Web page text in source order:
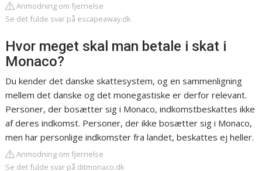
Anmodning om fjernelse
Se det fulde svar på escapeaway.dk
Hvor meget skal man betale i skat i
Monaco?
Du kender det danske skattesystem, og en sammenligning
mellem det danske og det monegastiske er derfor relevant.
Personer, der bosætter sig i Monaco, indkomstbeskattes ikke
af deres indkomst. Personer, der ikke bosætter sig i Monaco,
men har personlige indkomster fra landet, beskattes ej heller.
Anmodning om fjernelse
Se det fulde svar på ditmonaco.dk